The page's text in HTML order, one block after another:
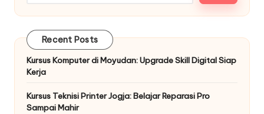
Recent Posts
Kursus Komputer di Moyudan: Upgrade Skill Digital Siap
Kerja
Kursus Teknisi Printer Jogja: Belajar Reparasi Pro
Sampai Mahir